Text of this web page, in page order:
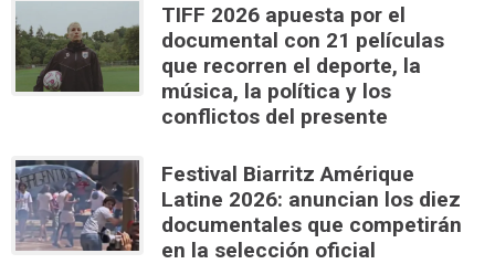
TIFF 2026 apuesta por el
documental con 21 películas
que recorren el deporte, la
música, la política y los
conflictos del presente
Festival Biarritz Amérique
Latine 2026: anuncian los diez
documentales que competirán
en la selección oficial